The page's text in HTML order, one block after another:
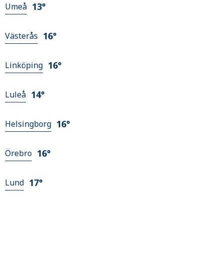
Umeå 13°
Västerås 16°
Linköping 16°
Luleå 14°
Helsingborg 16°
Örebro 16°
Lund 17°